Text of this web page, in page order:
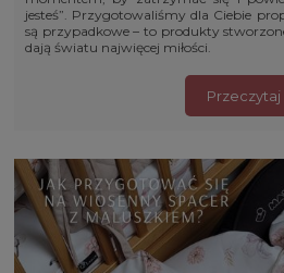
jesteś”. Przygotowaliśmy dla Ciebie
są przypadkowe – to produkty
dają światu najwięcej miłości.
Przeczytaj